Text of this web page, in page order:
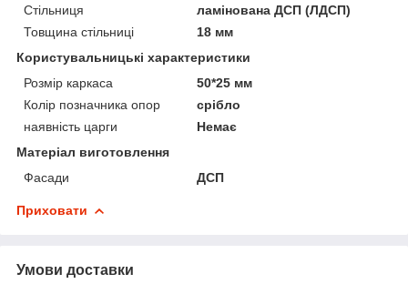
Стільниця
ламінована ДСП (ЛДСП)
Товщина стільниці
18 мм
Користувальницькі характеристики
Розмір каркаса
50*25 мм
Колір позначника опор
срібло
наявність царги
Немає
Матеріал виготовлення
Фасади
ДСП
Приховати
Умови доставки